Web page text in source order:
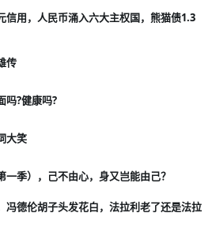
信用，人民币涌入六大主权国，熊猫债1.3
传
吗?健康吗?
大笑
一季），己不由心，身又岂能由己？
冯德伦胡子头发花白，法拉利老了还是法拉